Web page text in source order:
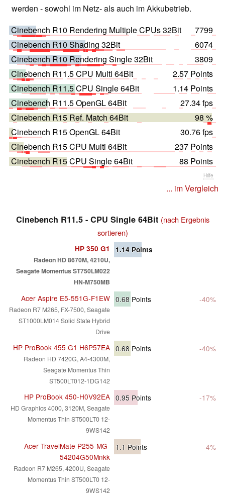
werden - sowohl im Netz- als auch im Akkubetrieb.
Cinebench R10 Rendering Multiple CPUs 32Bit
7799
Cinebench R10 Shading 32Bit
6074
Cinebench R10 Rendering Single 32Bit
3809
Cinebench R11.5 CPU Multi 64Bit
2.57 Points
Cinebench R11.5 CPU Single 64Bit
1.14 Points
Cinebench R11.5 OpenGL 64Bit
27.34 fps
Cinebench R15 Ref. Match 64Bit
98 %
Cinebench R15 OpenGL 64Bit
30.76 fps
Cinebench R15 CPU Multi 64Bit
237 Points
Cinebench R15 CPU Single 64Bit
88 Points
Hilfe
... im Vergleich
Cinebench R11.5 - CPU Single 64Bit (nach Ergebnis
sortieren)
HP 350 G1
Radeon HD 8670M, 4210U,
Seagate Momentus ST750LM022
HN-M750MB
1.14 Points
Acer Aspire E5-551G-F1EW
Radeon R7 M265, FX-7500, Seagate
ST1000LM014 Solid State Hybrid
Drive
0.68 Points -40%
HP ProBook 455 G1 H6P57EA
Radeon HD 7420G, A4-4300M,
Seagate Momentus Thin
ST500LT012-1DG142
0.68 Points -40%
HP ProBook 450-H0V92EA
HD Graphics 4000, 3120M, Seagate
Momentus Thin ST500LT0 12-
9WS142
0.95 Points -17%
Acer TravelMate P255-MG-
54204G50Mnkk
Radeon R7 M265, 4200U, Seagate
Momentus Thin ST500LT0 12-
9WS142
1.1 Points -4%